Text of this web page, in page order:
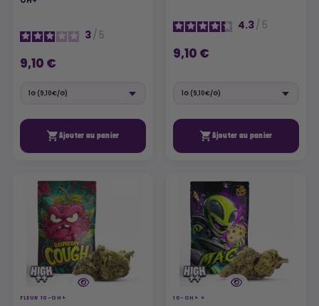
3/ 5
9,10 €
Ajouter au panier
4.3/ 5
9,10 €
Ajouter au panier
FLEUR 10-OH+ 10-OH+ +